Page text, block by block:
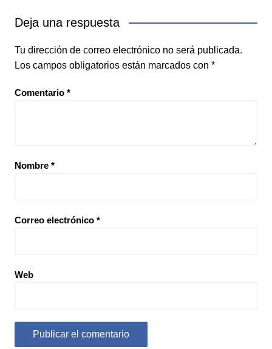
Deja una respuesta
Tu dirección de correo electrónico no será publicada.
Los campos obligatorios están marcados con *
Comentario *
Nombre *
Correo electrónico *
Web